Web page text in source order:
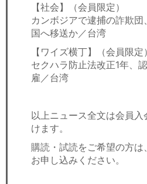
【社会】（会員限定）
カンボジアで逮捕の詐欺団
国へ移送か／台湾
【ワイズ横丁】（会員限定）
セクハラ防止法改正1年、
雇／台湾
以上ニュース全文は会員
けます。
購読・試読をご希望の方は
お申し込みください。